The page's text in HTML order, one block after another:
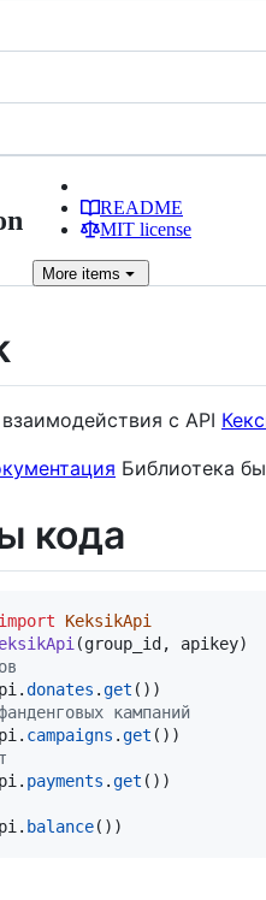
README
MIT license
More items
с API
Библиотека
кода
import
KeksikApi
(group_id , apikey
.donates .get
кампаний
. campaigns .get
. payments .get
. balance())